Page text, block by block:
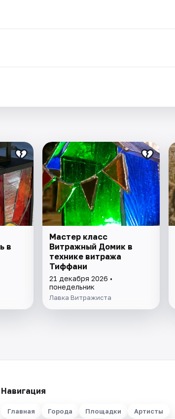
в
Мастер класс
Витражный Домик в
технике витража
Тиффани
21 декабря 2026 •
понедельник
Лавка Витражиста
Навигация
Главная Города Площадки Артисты